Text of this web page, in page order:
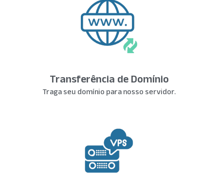
Transferência de Domínio
Traga seu domínio para nosso servidor.